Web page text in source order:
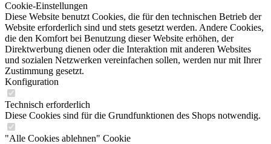
Cookie-Einstellungen
Diese Website benutzt Cookies, die für den technischen Betrieb der
Website erforderlich sind und stets gesetzt werden. Andere Cookies,
die den Komfort bei Benutzung dieser Website erhöhen, der
Direktwerbung dienen oder die Interaktion mit anderen Websites
und sozialen Netzwerken vereinfachen sollen, werden nur mit Ihrer
Zustimmung gesetzt.
Konfiguration
Technisch erforderlich
Diese Cookies sind für die Grundfunktionen des Shops notwendig.
"Alle Cookies ablehnen" Cookie